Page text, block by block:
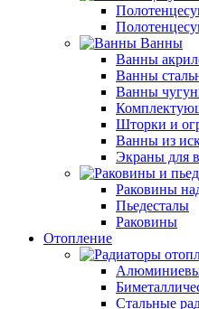
Ванны
Ванны
Ванны
Ванны
Шторки и
Ванны из
Экраны для
Раковины
Пьедесталы
Раковины
Отопление
Стальные